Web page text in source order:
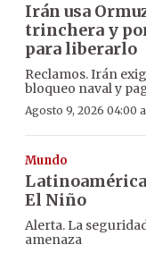
Irán usa
trinchera y
para liberarlo
Reclamos. Irán
bloqueo naval y
Agosto 9, 2026 04:00
Mundo
El Niño
Alerta. La
amenaza